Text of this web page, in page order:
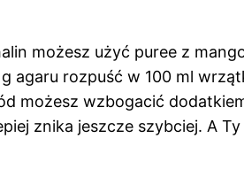
możesz użyć puree z
agaru rozpuść w 100 ml
możesz wzbogacić
znika jeszcze szybciej. A